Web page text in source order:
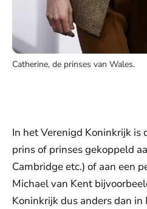
Catherine, de prinses van Wales.
In het Verenigd Koninkrijk is
prins of prinses gekoppeld
Cambridge etc.) of aan een
Michael van Kent
Koninkrijk dus anders dan